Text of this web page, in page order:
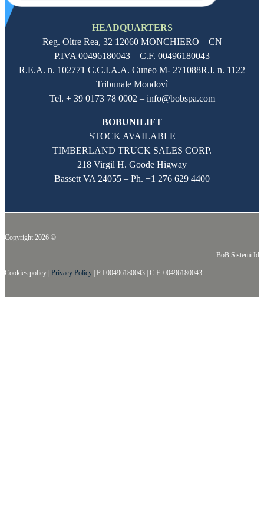
HEADQUARTERS
Reg. Oltre Rea, 32 12060 MONCHIERO – CN
P.IVA 00496180043 – C.F. 00496180043
R.E.A. n. 102771 C.C.I.A.A. Cuneo M- 271088R.I. n. 1122
Tribunale Mondovì
Tel. + 39 0173 78 0002 – info@bobspa.com
BOBUNILIFT
STOCK AVAILABLE
TIMBERLAND TRUCK SALES CORP.
218 Virgil H. Goode Higway
Bassett VA 24055 – Ph. +1 276 629 4400
Copyright 2026 ©
BoB Sistemi
Cookies policy | Privacy Policy | P.I 00496180043 | C.F. 00496180043